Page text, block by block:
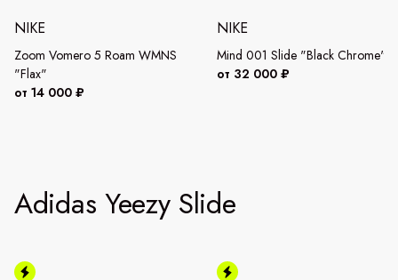
NIKE
Zoom Vomero 5 Roam WMNS
"Flax"
от 14 000 ₽
NIKE
Mind 001 Slide "Black Chrome"
от 32 000 ₽
Adidas Yeezy Slide